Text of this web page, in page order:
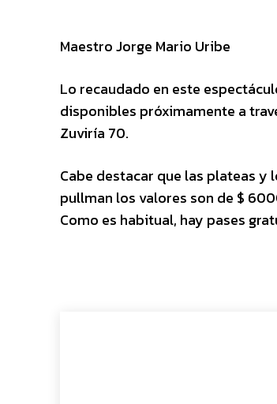
Maestro Jorge Mario Uribe
Lo recaudado en este
disponibles próximamente a
Zuviría 70.
Cabe destacar que las plateas y
pullman los valores son de $
Como es habitual, hay pases